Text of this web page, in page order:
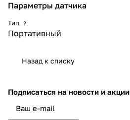
Параметры датчика
Тип ?
Портативный
Назад к списку
Подписаться на новости и акции